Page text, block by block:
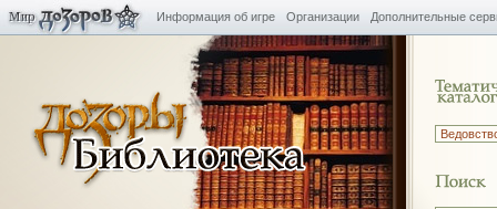
Информация об игре Организации Дополнительные